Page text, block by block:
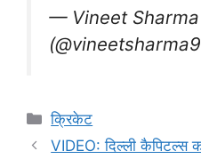
— Vineet Sharma
Categories
क्रिकेट
VIDEO: दिल्ली कैपिटल्स